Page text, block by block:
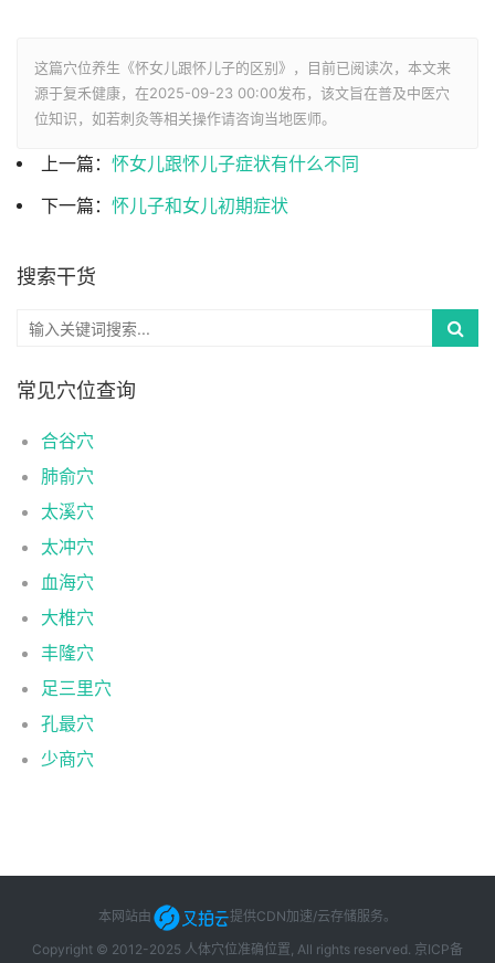
这篇穴位养生《怀女儿跟怀儿子的区别》，目前已阅读次，本文来
源于复禾健康，在2025-09-23 00:00发布，该文旨在普及中医穴
位知识，如若刺灸等相关操作请咨询当地医师。
上一篇： 怀女儿跟怀儿子症状有什么不同
下一篇： 怀儿子和女儿初期症状
搜索干货
常见穴位查询
合谷穴
肺俞穴
太溪穴
太冲穴
血海穴
大椎穴
丰隆穴
足三里穴
孔最穴
少商穴
本网站由 提供CDN加速/云存储服务。
Copyright © 2012-2025 人体穴位准确位置, All rights reserved. 京ICP备